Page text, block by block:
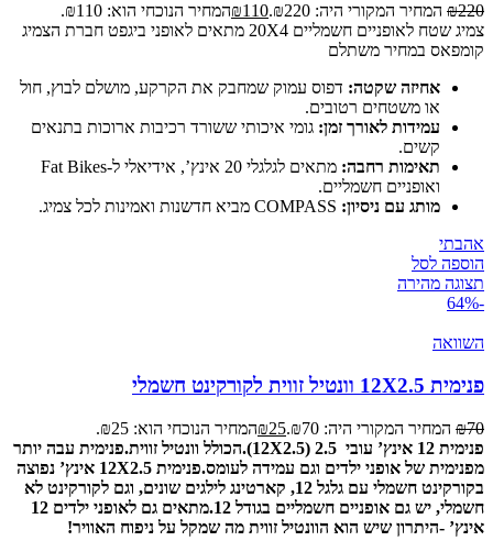
₪220 המחיר המקורי היה: ₪220. ₪110
המחיר הנוכחי הוא: ₪110.
צמיג שטח לאופניים חשמליים 20X4 מתאים לאופני ביגפט חברת הצמיג
קומפאס במחיר משתלם
אחיזה שקטה: דפוס עמוק שמחבק את הקרקע, מושלם לבוץ, חול
או משטחים רטובים.
עמידות לאורך זמן: גומי איכותי ששורד רכיבות ארוכות בתנאים
קשים.
תאימות רחבה:
מתאים לגלגלי 20 אינץ’, אידיאלי ל-Fat Bikes
ואופניים חשמליים.
מותג עם ניסיון:
אהבתי
הוספה לסל
תצוגה מהירה
-64%
השוואה
פנימית 12X2.5 וונטיל זווית לקורקינט חשמלי
₪70 המחיר המקורי היה: ₪70. ₪25
המחיר הנוכחי הוא: ₪25.
פנימית 12 אינץ’ עובי 2.5 (12X2.5).הכולל וונטיל זווית.
פנימית עבה יותר
מפנימית של אופני ילדים וגם עמידה לעומס.
פנימית 12X2.5 אינץ’ נפוצה
בקורקינט חשמלי עם גלגל 12, קארטינג לילגים שונים, וגם לקורקינט לא
חשמלי, יש גם אופניים חשמליים בגודל 12.
מתאים גם לאופני ילדים 12
אינץ’ -היתרון שיש הוא הוונטיל זווית מה שמקל על ניפוח האוויר!